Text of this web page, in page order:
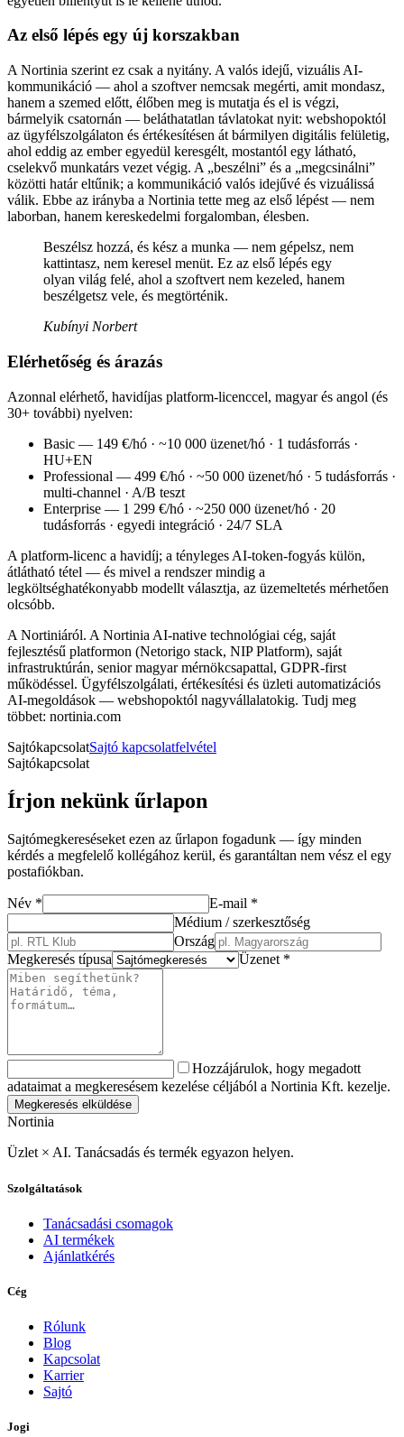
Az első lépés egy új korszakban
A Nortinia szerint ez csak a nyitány. A valós idejű, vizuális AI-
kommunikáció — ahol a szoftver nemcsak megérti, amit mondasz,
hanem a szemed előtt, élőben meg is mutatja és el is végzi,
bármelyik csatornán — beláthatatlan távlatokat nyit: webshopoktól
az ügyfélszolgálaton és értékesítésen át bármilyen digitális felületig,
ahol eddig az ember egyedül keresgélt, mostantól egy látható,
cselekvő munkatárs vezet végig. A „beszélni” és a „megcsinálni”
közötti határ eltűnik; a kommunikáció valós idejűvé és vizuálissá
válik. Ebbe az irányba a Nortinia tette meg az első lépést — nem
laborban, hanem kereskedelmi forgalomban, élesben.
Beszélsz hozzá, és kész a munka — nem gépelsz, nem
kattintasz, nem keresel menüt. Ez az első lépés egy
olyan világ felé, ahol a szoftvert nem kezeled, hanem
beszélgetsz vele, és megtörténik.
Kubínyi Norbert
Elérhetőség és árazás
Azonnal elérhető, havidíjas platform-licenccel, magyar és angol (és
30+ további) nyelven:
Basic — 149 €/hó · ~10 000 üzenet/hó · 1 tudásforrás ·
HU+EN
Professional — 499 €/hó · ~50 000 üzenet/hó · 5 tudásforrás ·
multi-channel · A/B teszt
Enterprise — 1 299 €/hó · ~250 000 üzenet/hó · 20
tudásforrás · egyedi integráció · 24/7 SLA
A platform-licenc a havidíj; a tényleges AI-token-fogyás külön,
átlátható tétel — és mivel a rendszer mindig a
legköltséghatékonyabb modellt választja, az üzemeltetés mérhetően
olcsóbb.
A Nortiniáról. A Nortinia AI-native technológiai cég, saját
fejlesztésű platformon (Netorigo stack, NIP Platform), saját
infrastruktúrán, senior magyar mérnökcsapattal, GDPR-first
működéssel. Ügyfélszolgálati, értékesítési és üzleti automatizációs
AI-megoldások — webshopoktól nagyvállalatokig. Tudj meg
többet: nortinia.com
SajtókapcsolatSajtó kapcsolatfelvétel
Sajtókapcsolat
Írjon nekünk űrlapon
Sajtómegkereséseket ezen az űrlapon fogadunk — így minden
kérdés a megfelelő kollégához kerül, és garantáltan nem vész el egy
postafiókban.
Név * E-mail *
Médium / szerkesztőség
Ország
Megkeresés típusa
Üzenet *
Hozzájárulok, hogy megadott
adataimat a megkeresésem kezelése céljából a Nortinia Kft. kezelje.
Megkeresés elküldése
Nortinia
Üzlet × AI. Tanácsadás és termék egyazon helyen.
Szolgáltatások
Tanácsadási csomagok
AI termékek
Ajánlatkérés
Cég
Rólunk
Blog
Kapcsolat
Karrier
Sajtó
Jogi